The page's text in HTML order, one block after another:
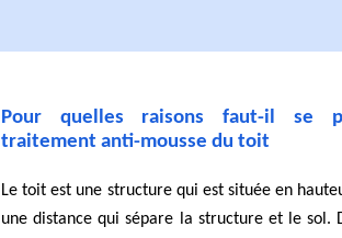
Pour quelles raisons faut-il se
traitement anti-mousse du toit
Le toit est une structure qui est située en
une distance qui sépare la structure et le sol.